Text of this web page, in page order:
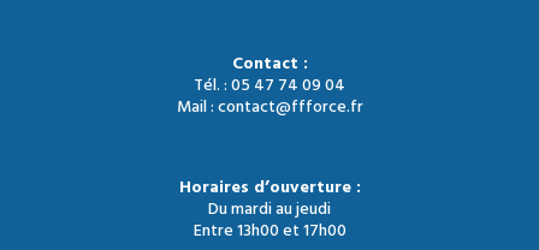
Contact :
Tél. : 05 47 74 09 04
Mail : contact@ffforce.fr
Horaires d’ouverture :
Du mardi au jeudi
Entre 13h00 et 17h00